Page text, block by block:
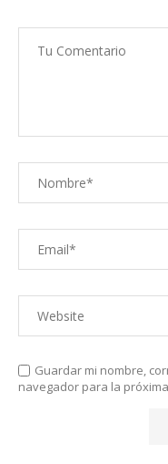
Guardar mi nombre,
navegador para la